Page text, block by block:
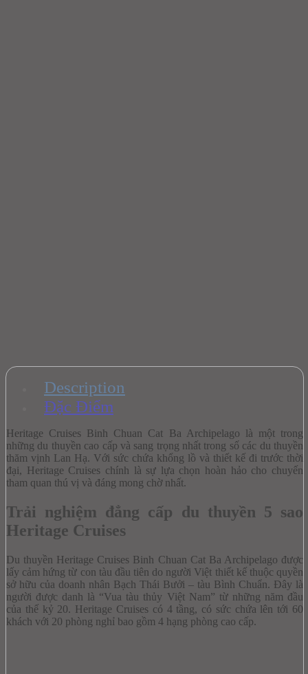
Description
Đặc Điểm
Heritage Cruises Binh Chuan Cat Ba Archipelago là một trong
những du thuyền cao cấp và sang trọng nhất trong số các du thuyền
thăm vịnh Lan Hạ. Với sức chứa khổng lồ và thiết kế đi trước thời
đại, Heritage Cruises chính là sự lựa chọn hoàn hảo cho chuyến
tham quan thú vị và đáng mong chờ nhất.
Trải nghiệm đẳng cấp du thuyền 5 sao
Heritage Cruises
Du thuyền Heritage Cruises Binh Chuan Cat Ba Archipelago được
lấy cảm hứng từ con tàu đầu tiên do người Việt thiết kế thuộc quyền
sở hữu của doanh nhân Bạch Thái Bưởi – tàu Bình Chuẩn. Đây là
người được danh là “Vua tàu thủy Việt Nam” từ những năm đầu
của thế kỷ 20. Heritage Cruises có 4 tầng, có sức chứa lên tới 60
khách với 20 phòng nghỉ bao gồm 4 hạng phòng cao cấp.